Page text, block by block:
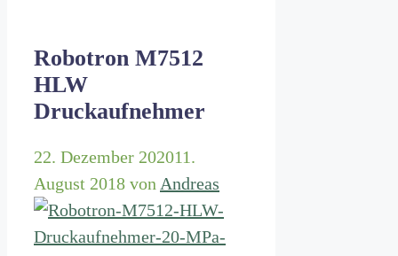
Robotron M7512
HLW
Druckaufnehmer
22. Dezember 202011.
August 2018 von Andreas